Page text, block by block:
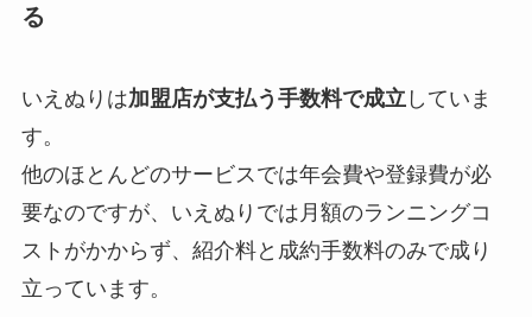
る
いえぬりは加盟店が支払う手数料で成立していま
す。
他のほとんどのサービスでは年会費や登録費が必
要なのですが、いえぬりでは月額のランニングコ
ストがかからず、紹介料と成約手数料のみで成り
立っています。